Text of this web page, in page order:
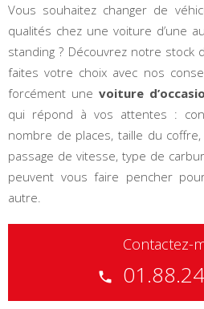
Vous souhaitez changer de
qualités chez une voiture d’une
standing ? Découvrez notre stock
faites votre choix avec nos
forcément une voiture
qui répond à vos attentes :
nombre de places, taille du
passage de vitesse, type de
peuvent vous faire pencher
autre.
Contactez-
phone